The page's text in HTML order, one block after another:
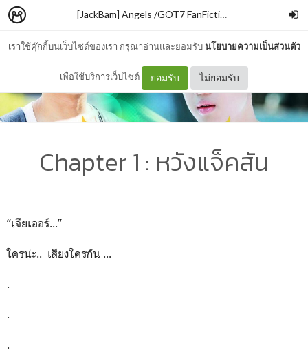
เราใช้คุ๊กกี้บนเว็บไซต์ของเรา กรุณาอ่านและยอมรับนโยบายความเป็นส่วนตัว
เพื่อใช้บริการเว็บไซต์ ยอมรับ ไม่ยอมรับ
[JackBam] Angels /GOT7 FanFiction Chunari_CJ
Chapter 1 : หวังแจ็คสัน
“เจียเออร์...”
ใครน่ะ.. เสียงใครกัน ...
.
.
.